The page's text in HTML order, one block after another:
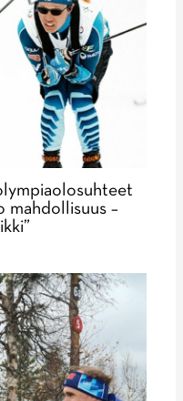
mahdollisuus –